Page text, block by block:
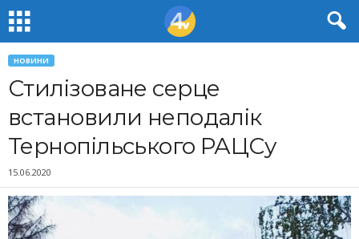
НОВИНИ
Стилізоване серце
встановили неподалік
Тернопільського РАЦСу
15.06.2020